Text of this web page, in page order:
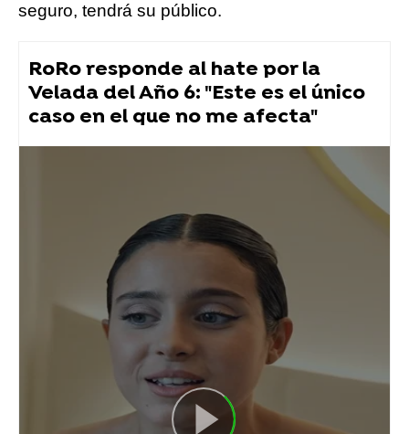
seguro, tendrá su público.
RoRo responde al hate por la
Velada del Año 6: "Este es el único
caso en el que no me afecta"